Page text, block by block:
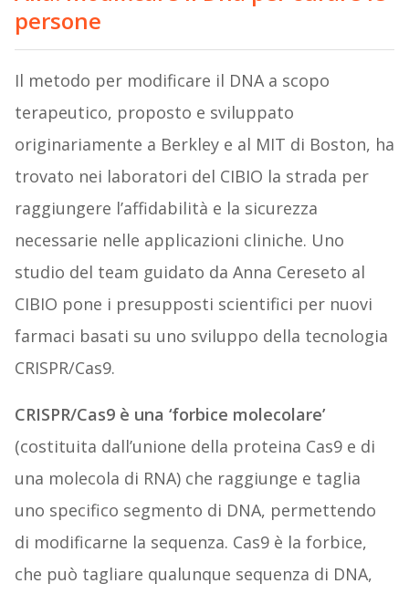
persone
Il metodo per modificare il DNA a scopo
terapeutico, proposto e sviluppato
originariamente a Berkley e al MIT di Boston, ha
trovato nei laboratori del CIBIO la strada per
raggiungere l’affidabilità e la sicurezza
necessarie nelle applicazioni cliniche. Uno
studio del team guidato da Anna Cereseto al
CIBIO pone i presupposti scientifici per nuovi
farmaci basati su uno sviluppo della tecnologia
CRISPR/Cas9.
CRISPR/Cas9 è una ‘forbice molecolare’
(costituita dall’unione della proteina Cas9 e di
una molecola di RNA) che raggiunge e taglia
uno specifico segmento di DNA, permettendo
di modificarne la sequenza. Cas9 è la forbice,
che può tagliare qualunque sequenza di DNA,